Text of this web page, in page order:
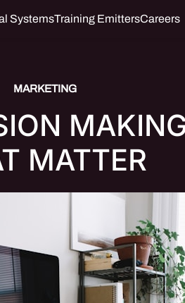
SystemsTraining EmittersCareers
MARKETING
MATTER